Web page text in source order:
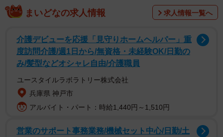
まいどなの求人情報 求人情報一覧へ
介護デビューを応援「見守りホームヘルパー」重
度訪問介護/週1日から/無資格・未経験OK/日勤の
み/髪型などオシャレ自由/介護職員
ユースタイルラボラトリー株式会社
兵庫県 神戸市
アルバイト・パート：時給1,440円～1,510円
営業のサポート事務業務/機械セット中心/日勤/土